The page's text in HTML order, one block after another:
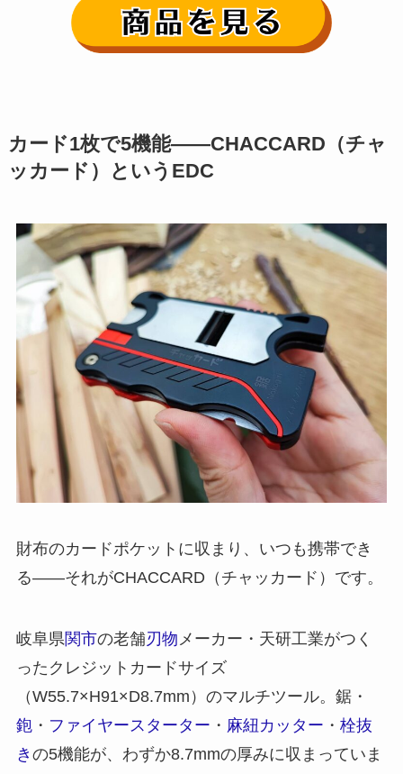
カード1枚で5機能——CHACCARD（チャ
ッカード）というEDC
財布のカードポケットに収まり、いつも携帯でき
る——それがCHACCARD（チャッカード）です。
岐阜県関市の老舗刃物メーカー・天研工業がつく
ったクレジットカードサイズ
（W55.7×H91×D8.7mm）のマルチツール。鋸・
鉋・ ファイヤースターター ・ 麻紐カッター ・ 栓抜
き の5機能が、わずか8.7mmの厚みに収まっていま